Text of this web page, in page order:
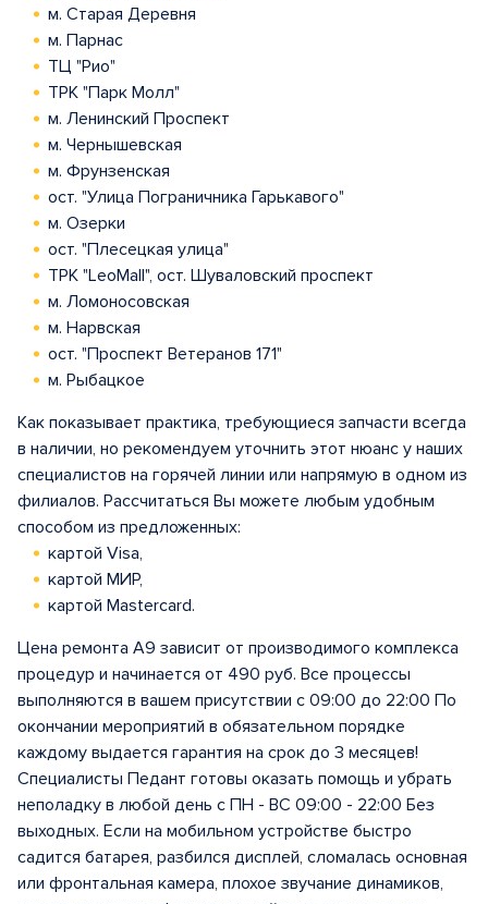
м. Старая Деревня
м. Парнас
ТЦ "Рио"
ТРК "Парк Молл"
м. Ленинский Проспект
м. Чернышевская
м. Фрунзенская
ост. "Улица Пограничника Гарькавого"
м. Озерки
ост. "Плесецкая улица"
ТРК "LeoMall", ост. Шуваловский проспект
м. Ломоносовская
м. Нарвская
ост. "Проспект Ветеранов 171"
м. Рыбацкое
Как показывает практика, требующиеся запчасти всегда
в наличии, но рекомендуем уточнить этот нюанс у наших
специалистов на горячей линии или напрямую в одном из
филиалов. Рассчитаться Вы можете любым удобным
способом из предложенных:
картой Visa,
картой МИР,
картой Mastercard.
Цена ремонта A9 зависит от производимого комплекса
процедур и начинается от 490 руб. Все процессы
выполняются в вашем присутствии с 09:00 до 22:00 По
окончании мероприятий в обязательном порядке
каждому выдается гарантия на срок до 3 месяцев!
Специалисты Педант готовы оказать помощь и убрать
неполадку в любой день с ПН - ВС 09:00 - 22:00 Без
выходных. Если на мобильном устройстве быстро
садится батарея, разбился дисплей, сломалась основная
или фронтальная камера, плохое звучание динамиков,